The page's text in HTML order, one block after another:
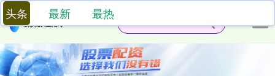
头条 最新 最热